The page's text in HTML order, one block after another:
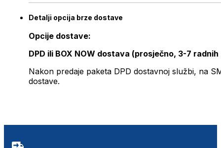
Detalji opcija brze dostave
Opcije dostave:
DPD ili BOX NOW dostava (prosječno, 3-7 radnih
Nakon predaje paketa DPD dostavnoj službi, na
dostave.